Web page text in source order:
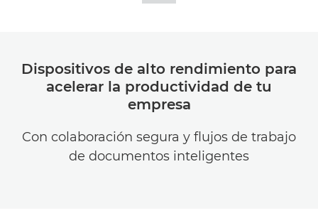
Dispositivos de alto rendimiento para
acelerar la productividad de tu
empresa
Con colaboración segura y flujos de trabajo
de documentos inteligentes